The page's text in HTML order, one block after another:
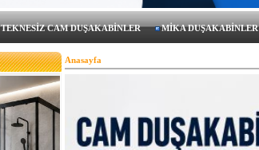
TEKNESİZ CAM DUŞAKABİNLER MİKA DUŞAKABİNLER
Anasayfa